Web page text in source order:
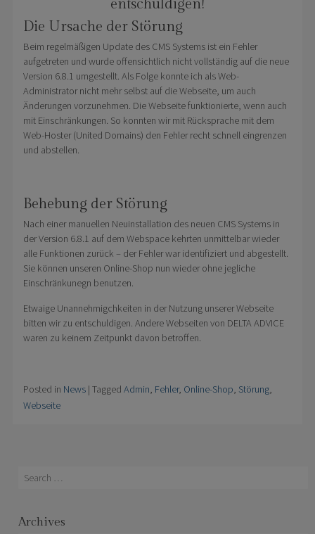
entschuldigen!
Die Ursache der Störung
Beim regelmäßigen Update des CMS Systems ist ein Fehler
aufgetreten und wurde offensichtlich nicht vollständig auf die neue
Version 6.8.1 umgestellt. Als Folge konnte ich als Web-
Administrator nicht mehr selbst auf die Webseite, um auch
Änderungen vorzunehmen. Die Webseite funktionierte, wenn auch
mit Einschränkungen. So konnten wir mit Rücksprache mit dem
Web-Hoster (United Domains) den Fehler recht schnell eingrenzen
und abstellen.
Behebung der Störung
Nach einer manuellen Neuinstallation des neuen CMS Systems in
der Version 6.8.1 auf dem Webspace kehrten unmittelbar wieder
alle Funktionen zurück – der Fehler war identifiziert und abgestellt.
Sie können unseren Online-Shop nun wieder ohne jegliche
Einschränkunegn benutzen.
Etwaige Unannehmigchkeiten in der Nutzung unserer Webseite
bitten wir zu entschuldigen. Andere Webseiten von DELTA ADVICE
waren zu keinem Zeitpunkt davon betroffen.
Posted in News | Tagged Admin Fehler, Online-Shop Störung,
Webseite
Search
Archives